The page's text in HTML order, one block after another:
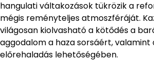
hangulati váltakozások tükrözik a
mégis reményteljes atmoszféráját.
világosan kiolvasható a kötődés a
aggodalom a haza sorsáért, valamint
előrehaladás lehetőségében.